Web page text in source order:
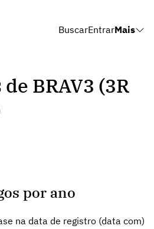
BuscarEntrarMais
BRAV3 (3R
por ano
na data de registro (data com)